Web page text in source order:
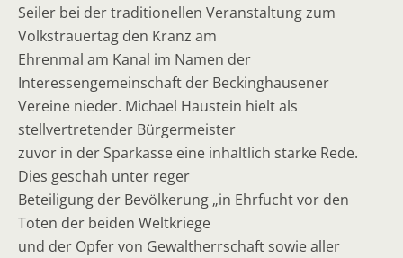
Seiler bei der traditionellen Veranstaltung zum
Volkstrauertag den Kranz am
Ehrenmal am Kanal im Namen der
Interessengemeinschaft der Beckinghausener
Vereine nieder. Michael Haustein hielt als
stellvertretender Bürgermeister
zuvor in der Sparkasse eine inhaltlich starke Rede.
Dies geschah unter reger
Beteiligung der Bevölkerung „in Ehrfucht vor den
Toten der beiden Weltkriege
und der Opfer von Gewaltherrschaft sowie aller